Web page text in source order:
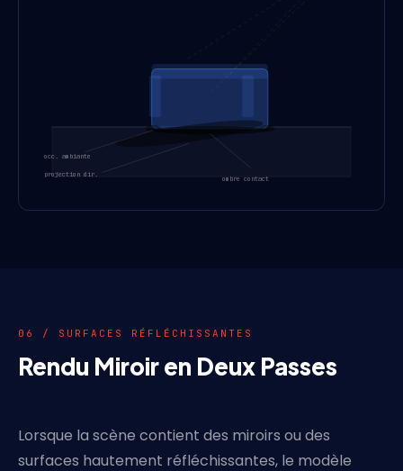
projection dir. ombre contact
occ. ambiante
06 / SURFACES RÉFLÉCHISSANTES
Rendu Miroir en Deux Passes
Lorsque la scène contient des miroirs ou des
surfaces hautement réfléchissantes, le modèle